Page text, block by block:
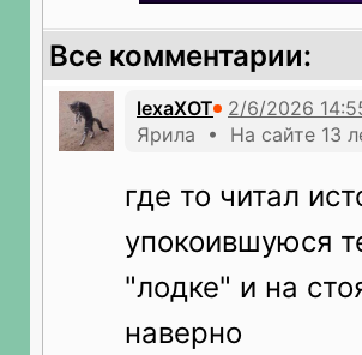
Все комментарии:
lexaXOT
Ярила • На сайте 13
где то читал
упокоившуюся
"лодке" и на
наверно